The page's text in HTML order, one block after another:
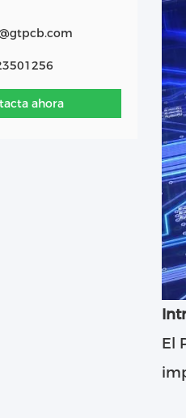
ahora
El